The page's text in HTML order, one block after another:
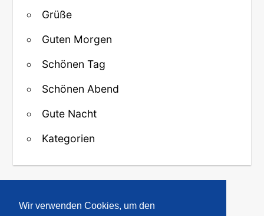
Wir verwenden Cookies, um den
Grüße
Guten Morgen
Schönen Tag
Schönen Abend
Gute Nacht
Kategorien
↑ Zurück zum Anfang